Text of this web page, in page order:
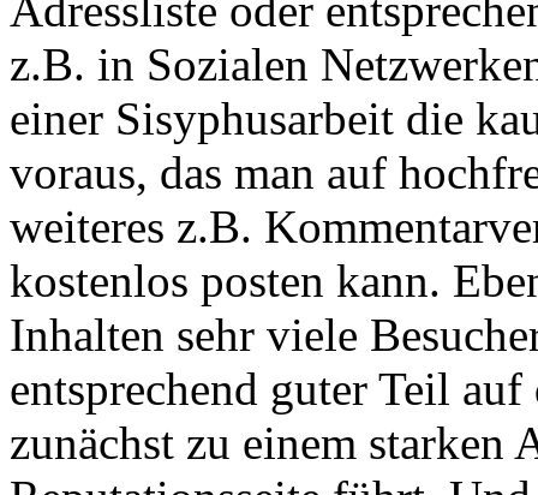
z.B. in Sozialen
einer Sisyphusarbeit die
voraus, das man auf
weiteres z.B.
kostenlos posten kann.
Inhalten sehr viele
entsprechend guter Teil
zunächst zu einem